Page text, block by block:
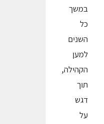
במשך
כל
השנים
למען
הקהילה,
תוך
דגש
על